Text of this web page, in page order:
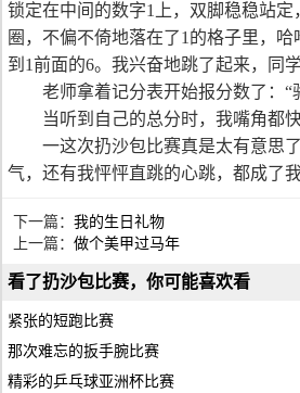
锁定在中间的数字1上，双脚稳稳站
圈，不偏不倚地落在了1的格子里，
到1前面的6。我兴奋地跳了起来，同
老师拿着记分表开始报分数了：
当听到自己的总分时，我嘴角都
一这次扔沙包比赛真是太有意思
气，还有我怦怦直跳的心跳，都成了
下一篇： 我的生日礼物
上一篇： 做个美甲过马年
看了扔沙包比赛，你可能喜欢看
紧张的短跑比赛
那次难忘的扳手腕比赛
精彩的乒乓球亚洲杯比赛